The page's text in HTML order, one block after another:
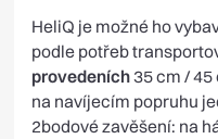
HeliQ je možné ho
podle potřeb
provedeních35 cm / 45
na navíjecím popruhu
2bodové zavěšení: na